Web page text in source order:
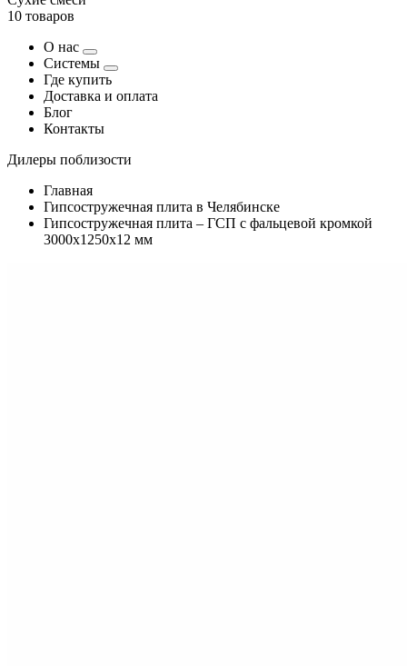
10 товаров
О нас
Системы
Где купить
Доставка и оплата
Блог
Контакты
Дилеры поблизости
Главная
Гипсостружечная плита в Челябинске
Гипсостружечная плита – ГСП с фальцевой кромкой
3000х1250х12 мм